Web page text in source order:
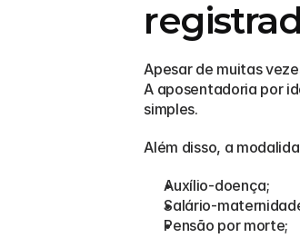
Apesar de muitas
A aposentadoria por
simples.
Além disso, a
Auxílio-doença;
Salário-
Pensão por morte;